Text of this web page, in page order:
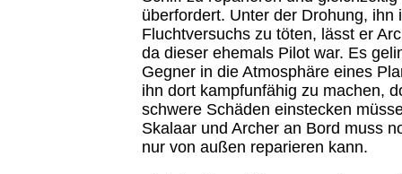
überfordert. Unter der Drohung, ihn
Fluchtversuchs zu töten, lässt er
da dieser ehemals Pilot war. Es
Gegner in die Atmosphäre eines
ihn dort kampfunfähig zu machen,
schwere Schäden einstecken
Skalaar und Archer an Bord muss
nur von außen reparieren kann.